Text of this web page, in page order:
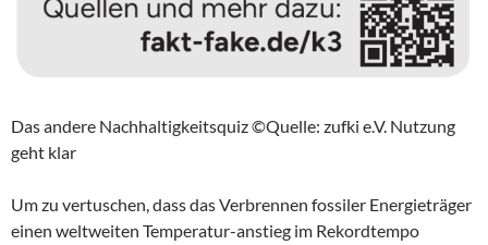
Das andere Nachhaltigkeitsquiz ©Quelle: zufki e.V. Nutzung
geht klar
Um zu vertuschen, dass das Verbrennen fossiler Energieträger
einen weltweiten Temperatur-anstieg im Rekordtempo